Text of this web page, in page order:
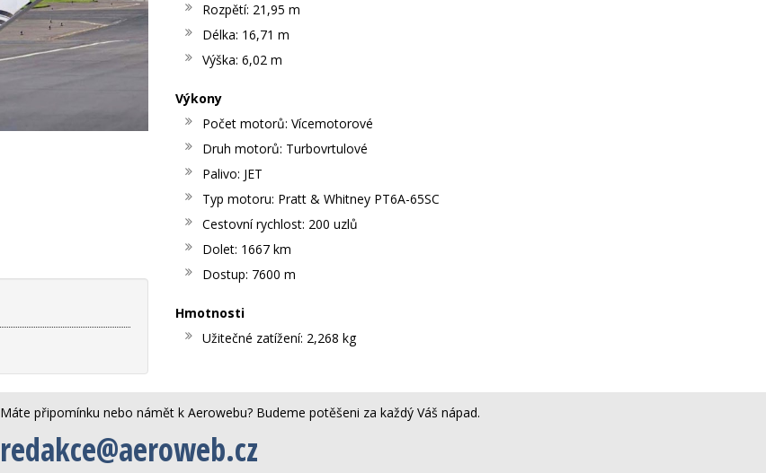
Rozpětí: 21,95 m
Délka: 16,71 m
Výška: 6,02 m
Výkony
Počet motorů: Vícemotorové
Druh motorů: Turbovrtulové
Palivo: JET
Typ motoru: Pratt & Whitney PT6A-65SC
Cestovní rychlost: 200 uzlů
Dolet: 1667 km
Dostup: 7600 m
Hmotnosti
Užitečné zatížení: 2,268 kg
Máte připomínku nebo námět k Aerowebu? Budeme potěšeni za každý Váš nápad.
redakce@aeroweb.cz